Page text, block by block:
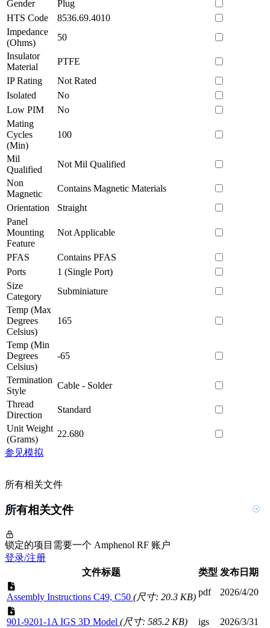
Gender
Plug
HTS Code
8536.69.4010
Impedance
(Ohms)
50
Insulator
Material
PTFE
IP Rating
Not Rated
Isolated
No
Low PIM
No
Mating
Cycles
(Min)
100
Mil
Qualified
Not Mil Qualified
Non
Magnetic
Contains Magnetic Materials
Orientation
Straight
Panel
Mounting
Feature
Not Applicable
PFAS
Contains PFAS
Ports
1 (Single Port)
Size
Category
Subminiature
Temp (Max
Degrees
Celsius)
165
Temp (Min
Degrees
Celsius)
-65
Termination
Style
Cable - Solder
Thread
Direction
Standard
Unit Weight
(Grams)
22.680
参见模拟
所有相关文件
所有相关文件
锁定的项目需要一个 Amphenol RF 账户
登录/注册
文件标题
类型 发布日期
Assembly Instructions C49, C50 (尺寸: 20.3 KB) pdf 2026/4/20
901-9201-1A IGS 3D Model (尺寸: 585.2 KB) igs 2026/3/31